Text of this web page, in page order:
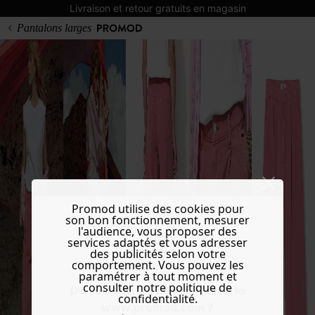
Livraison et retour gratuits en magasin
Do you want to be redirected to
www.promod.com ?
Pantalons larges
Promod utilise des cookies pour
son bon fonctionnement, mesurer
l'audience, vous proposer des
services adaptés et vous adresser
des publicités selon votre
comportement. Vous pouvez les
paramétrer à tout moment et
consulter notre politique de
confidentialité.